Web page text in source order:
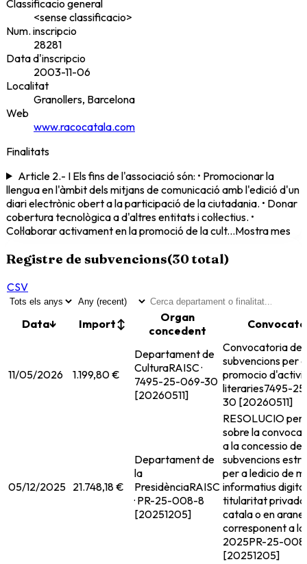
Classificacio general
<sense classificacio>
Num. inscripcio
28281
Data d'inscripcio
2003-11-06
Localitat
Granollers, Barcelona
Web
www.racocatala.com
Finalitats
Article 2.- I Els fins de l'associació són: • Promocionar la
llengua en l'àmbit dels mitjans de comunicació amb l'edició d'un
diari electrònic obert a la participació de la ciutadania. • Donar
cobertura tecnològica a d'altres entitats i col·lectius. •
Col·laborar activament en la promoció de la cult...Mostra mes
Registre de subvencions(30total)
CSV
Data↓ Import↕
Organ
concedent
11/05/2026 1.199,80 €
Departament de
CulturaRAISC ·
7495-25-069-30
[20260511]
Convocatoria de
subvencions per
promocio
literaries7495-
30 [20260511]
05/12/2025 21.748,18 €
Departament de
la
PresidènciaRAISC
· PR-25-008-8
[20251205]
RESOLUCIO per
sobre la
a la concessio de
subvencions
per a ledicio de
informatius
titularitat privada
catala o en
corresponent a
2025PR-25-
[20251205]